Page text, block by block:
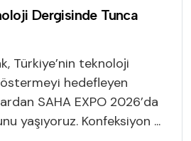
Dergisinde Tunca
Türkiye’nin teknoloji
hedefleyen
SAHA EXPO 2026’da
yaşıyoruz. Konfeksiyon ...